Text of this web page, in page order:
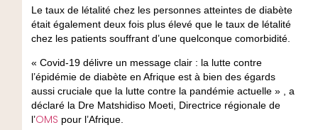
Le taux de létalité chez les personnes atteintes de diabète
était également deux fois plus élevé que le taux de létalité
chez les patients souffrant d’une quelconque comorbidité.
« Covid-19 délivre un message clair : la lutte contre
l’épidémie de diabète en Afrique est à bien des égards
aussi cruciale que la lutte contre la pandémie actuelle » , a
déclaré la Dre Matshidiso Moeti, Directrice régionale de
l’OMS pour l’Afrique.